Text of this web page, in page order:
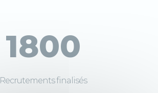
1800
Recrutements finalisés